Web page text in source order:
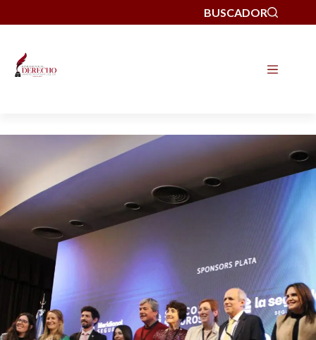
BUSCADOR